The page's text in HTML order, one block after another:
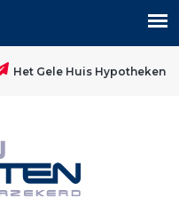
Het Gele Huis Hypotheken